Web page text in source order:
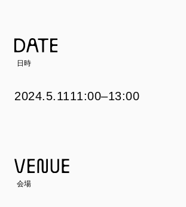
「KYOTOGRAPHIE 京都国際写真祭」を
ディレクションを行なう。2022年、下鴨
たヴァンクリーフ＆アーペルのエキシビ
る。2023年よりルシール・レイボズと共に
日時
2024.5.1111:00–13:00
会場